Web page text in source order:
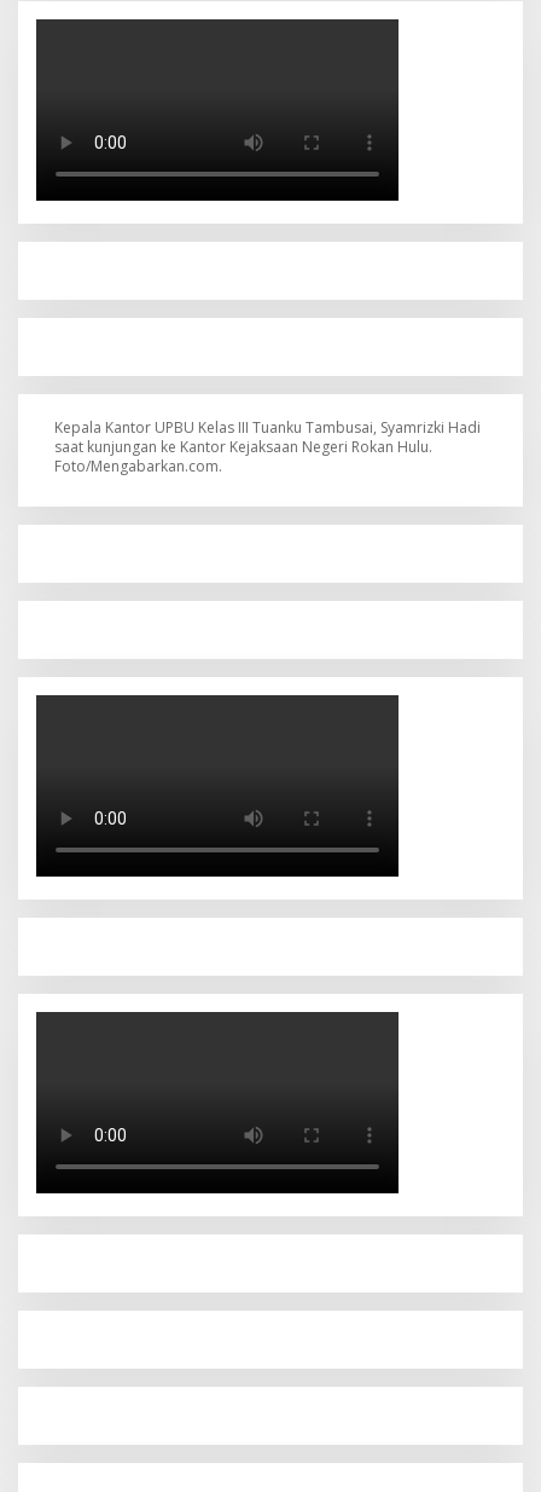
Kepala Kantor UPBU Kelas III Tuanku Tambusai, Syamrizki Hadi
saat kunjungan ke Kantor Kejaksaan Negeri Rokan Hulu.
Foto/Mengabarkan.com.